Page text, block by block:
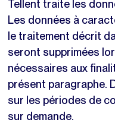
Tellent traite les
Les données à
le traitement décrit
seront supprimées
nécessaires aux
présent paragraphe.
sur les périodes de
sur demande.